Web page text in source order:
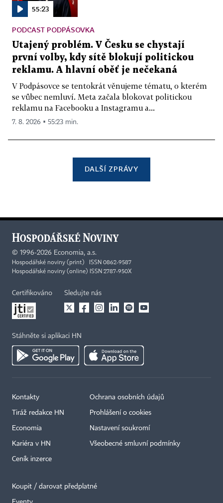
55:23
PODCAST PODPÁSOVKA
Utajený problém. V Česku se chystají
první volby, kdy sítě blokují politickou
reklamu. A hlavní oběť je nečekaná
V Podpásovce se tentokrát věnujeme tématu, o kterém
se vůbec nemluví. Meta začala blokovat politickou
reklamu na Facebooku a Instagramu a...
7. 8. 2026 ▪ 55:23 min.
DALŠÍ ZPRÁVY
© 1996-2026 Economia, a.s.
Hospodářské noviny (print) ISSN 0862-9587
Hospodářské noviny (online) ISSN 2787-950X
Certifikováno Sledujte nás
Stáhněte si aplikaci HN
Kontakty
Tiráž redakce HN
Economia
Kariéra v HN
Ceník inzerce
Ochrana osobních údajů
Prohlášení o cookies
Nastavení soukromí
Všeobecné smluvní podmínky
Koupit / darovat předplatné